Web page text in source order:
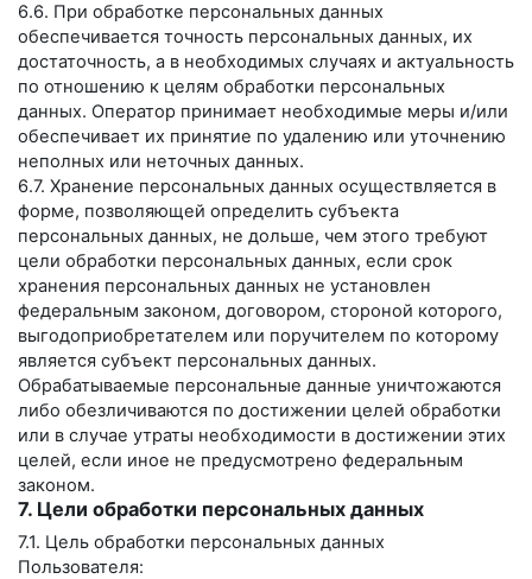
6.6. При обработке персональных данных
обеспечивается точность персональных данных, их
достаточность, а в необходимых случаях и актуальность
по отношению к целям обработки персональных
данных. Оператор принимает необходимые меры и/или
обеспечивает их принятие по удалению или уточнению
неполных или неточных данных.
6.7. Хранение персональных данных осуществляется в
форме, позволяющей определить субъекта
персональных данных, не дольше, чем этого требуют
цели обработки персональных данных, если срок
хранения персональных данных не установлен
федеральным законом, договором, стороной которого,
выгодоприобретателем или поручителем по которому
является субъект персональных данных.
Обрабатываемые персональные данные уничтожаются
либо обезличиваются по достижении целей обработки
или в случае утраты необходимости в достижении этих
целей, если иное не предусмотрено федеральным
законом.
7. Цели обработки персональных данных
7.1. Цель обработки персональных данных
Пользователя: